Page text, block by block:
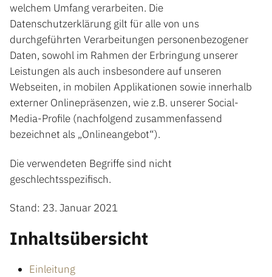
welchem Umfang verarbeiten. Die
Datenschutzerklärung gilt für alle von uns
durchgeführten Verarbeitungen personenbezogener
Daten, sowohl im Rahmen der Erbringung unserer
Leistungen als auch insbesondere auf unseren
Webseiten, in mobilen Applikationen sowie innerhalb
externer Onlinepräsenzen, wie z.B. unserer Social-
Media-Profile (nachfolgend zusammenfassend
bezeichnet als „Onlineangebot“).
Die verwendeten Begriffe sind nicht
geschlechtsspezifisch.
Stand: 23. Januar 2021
Inhaltsübersicht
Einleitung